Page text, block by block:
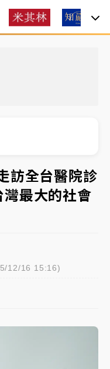
股票「關禁閉」天
高為元致歉：機會
4縣市大雨特報、各
重點
洗錢遭收押 戴手銬
訪全台醫院診
最大的社會
12/16 15:16)